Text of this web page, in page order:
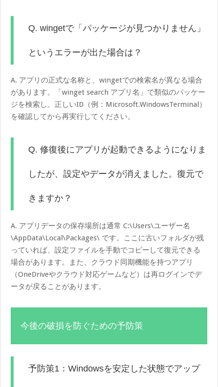
Q. wingetで「パッケージが見つかりません」
というエラーが出た場合は？
A. アプリの正式な名称と、wingetでの検索名が異なる場合
があります。「winget search アプリ名」で類似のパッケー
ジを検索し、正しいID（例：Microsoft.WindowsTerminal）
を確認してから再実行してください。
Q. 修復後にアプリが起動できるようになりま
したが、設定やデータが消えました。復元で
きますか？
A. アプリデータの保存場所は通常 C:\Users\ユーザー名
\AppData\Local\Packages\ です。ここに古いフォルダが残
っていれば、設定ファイルを手動でコピーして復元できる
場合があります。また、クラウド同期機能を持つアプリ
（OneDriveやクラウド対応ゲームなど）は再ログインでデ
ータが戻ることがあります。
今後の破損を防ぐための予防策
予防策1：Windowsを安定した状態でアップ